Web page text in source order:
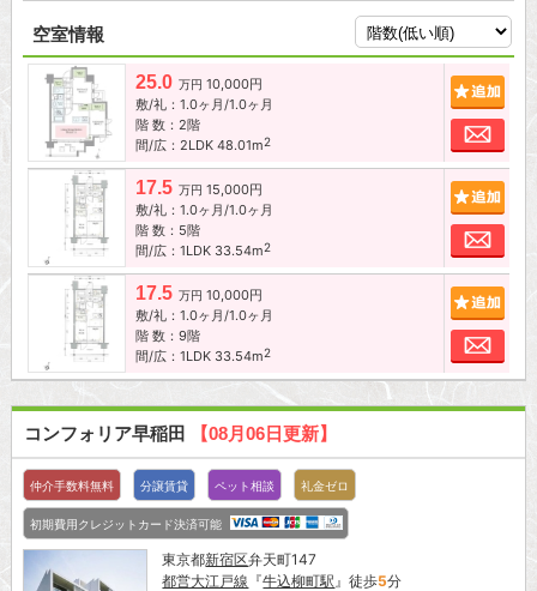
空室情報
25.0 万円 10,000円
敷/礼：1.0ヶ月/1.0ヶ月
階 数：2階
間/広：2LDK 48.01m2
お
17.5 万円 15,000円
敷/礼：1.0ヶ月/1.0ヶ月
階 数：5階
間/広：1LDK 33.54m2
お
17.5 万円 10,000円
敷/礼：1.0ヶ月/1.0ヶ月
階 数：9階
間/広：1LDK 33.54m2
お
コンフォリア早稲田 【08月06日更新】
仲介手数料無料 分譲賃貸 ペット相談 礼金ゼロ
初期費用クレジットカード決済可能
東京都新宿区弁天町147
都営大江戸線 『牛込柳町駅 』徒歩5分